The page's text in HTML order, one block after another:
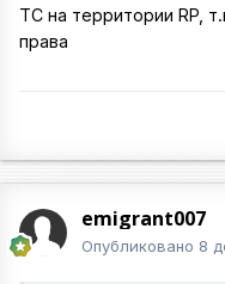
ТС на территории RP,
права
emigrant007
Опубликовано 8